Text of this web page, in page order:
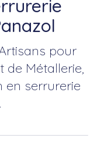
pour
de Métallerie,
en serrurerie